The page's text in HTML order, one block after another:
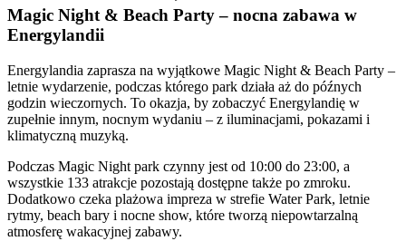
Magic Night & Beach Party – nocna zabawa w
Energylandii
Energylandia zaprasza na wyjątkowe Magic Night & Beach Party –
letnie wydarzenie, podczas którego park działa aż do późnych
godzin wieczornych. To okazja, by zobaczyć Energylandię w
zupełnie innym, nocnym wydaniu – z iluminacjami, pokazami i
klimatyczną muzyką.
Podczas Magic Night park czynny jest od 10:00 do 23:00, a
wszystkie 133 atrakcje pozostają dostępne także po zmroku.
Dodatkowo czeka plażowa impreza w strefie Water Park, letnie
rytmy, beach bary i nocne show, które tworzą niepowtarzalną
atmosferę wakacyjnej zabawy.